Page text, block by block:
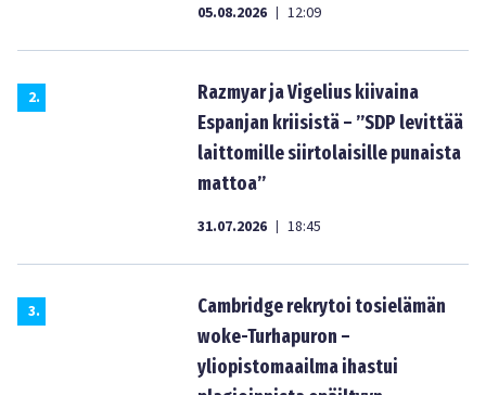
05.08.2026 | 12:09
2.
Razmyar ja Vigelius kiivaina
Espanjan kriisistä – ”SDP levittää
laittomille siirtolaisille punaista
mattoa”
31.07.2026 | 18:45
3.
Cambridge rekrytoi tosielämän
woke-Turhapuron –
yliopistomaailma ihastui